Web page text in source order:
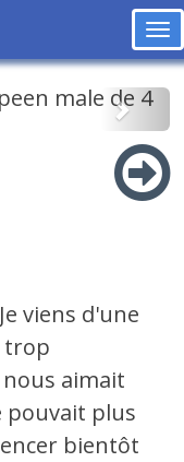
viens d'une
trop
aimait
pouvait plus
bientôt